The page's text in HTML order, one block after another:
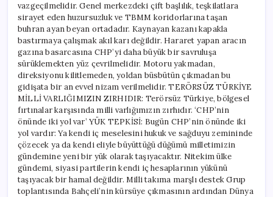
vazgeçilmelidir. Genel merkezdeki çift başlılık, teşkilatlara
sirayet eden huzursuzluk ve TBMM koridorlarına taşan
buhran ayan beyan ortadadır. Kaynayan kazanı kapakla
bastırmaya çalışmak akıl karı değildir. Hararet yapan aracın
gazına basarcasına CHP’yi daha büyük bir savruluşa
sürüklemekten yüz çevrilmelidir. Motoru yakmadan,
direksiyonu kilitlemeden, yoldan büsbütün çıkmadan bu
gidişata bir an evvel nizam verilmelidir. TERÖRSÜZ TÜRKİYE
MİLLİ VARLIĞIMIZIN ZIRHIDIR: Terörsüz Türkiye, bölgesel
fırtınalar karşısında milli varlığımızın zırhıdır. ‘CHP’nin
önünde iki yol var’ YÜK TEPKİSİ: Bugün CHP’nin önünde iki
yol vardır: Ya kendi iç meselesini hukuk ve sağduyu zemininde
çözecek ya da kendi eliyle büyüttüğü düğümü milletimizin
gündemine yeni bir yük olarak taşıyacaktır. Nitekim ülke
gündemi, siyasi partilerin kendi iç hesaplarının yükünü
taşıyacak bir hamal değildir. Milli takıma marşlı destek Grup
toplantısında Bahçeli’nin kürsüye çıkmasının ardından Dünya